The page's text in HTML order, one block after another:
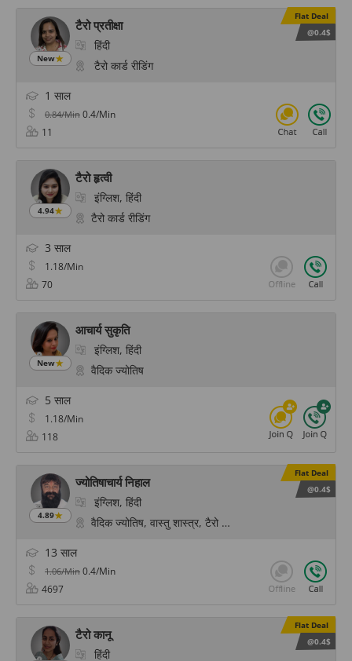
Flat Deal
@0.4$
New
टैरो प्रतीक्षा
हिंदी
टैरो कार्ड रीडिंग
1 साल
0.84/Min 0.4/Min
11
4.94
टैरो हृत्वी
इंग्लिश, हिंदी
टैरो कार्ड रीडिंग
3 साल
1.18/Min
70
New
आचार्य सुकृति
इंग्लिश, हिंदी
वैदिक ज्योतिष
5 साल
1.18/Min
118
Flat Deal
@0.4$
4.89
ज्योतिषाचार्य निहाल
इंग्लिश, हिंदी
वैदिक ज्योतिष, वास्तु शास्त्र, टैरो कार्ड रीडिंग, फेंगशुई, योग और
13 साल
1.06/Min 0.4/Min
4697
Flat Deal
@0.4$
टैरो कानू
हिंदी